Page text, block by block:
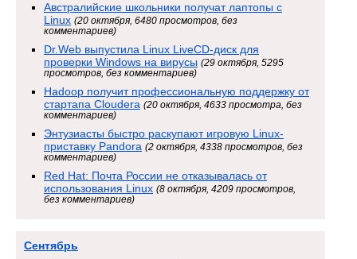
Австралийские школьники получат лаптопы с
Linux (20 октября, 6480 просмотров, без
комментариев)
Dr.Web выпустила Linux LiveCD-диск для
проверки Windows на вирусы (29 октября, 5295
просмотров, без комментариев)
Hadoop получит профессиональную поддержку от
стартапа Cloudera (20 октября, 4633 просмотра, без
комментариев)
Энтузиасты быстро раскупают игровую Linux-
приставку Pandora (2 октября, 4338 просмотров, без
комментариев)
Red Hat: Почта России не отказывалась от
использования Linux (8 октября, 4209 просмотров,
без комментариев)
Сентябрь